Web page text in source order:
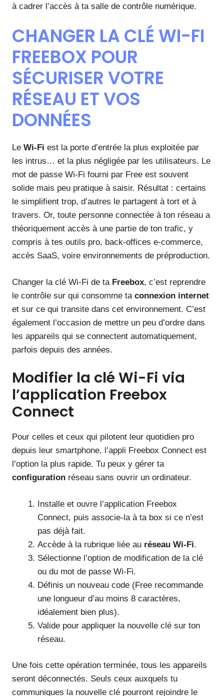
à cadrer l’accès à ta salle de contrôle numérique.
CHANGER LA CLÉ WI-FI
FREEBOX POUR
SÉCURISER VOTRE
RÉSEAU ET VOS
DONNÉES
Le Wi-Fi est la porte d’entrée la plus exploitée par
les intrus… et la plus négligée par les utilisateurs. Le
mot de passe Wi-Fi fourni par Free est souvent
solide mais peu pratique à saisir. Résultat : certains
le simplifient trop, d’autres le partagent à tort et à
travers. Or, toute personne connectée à ton réseau a
théoriquement accès à une partie de ton trafic, y
compris à tes outils pro, back-offices e-commerce,
accès SaaS, voire environnements de préproduction.
Changer la clé Wi-Fi de ta Freebox, c’est reprendre
le contrôle sur qui consomme ta connexion internet
et sur ce qui transite dans cet environnement. C’est
également l’occasion de mettre un peu d’ordre dans
les appareils qui se connectent automatiquement,
parfois depuis des années.
Modifier la clé Wi-Fi via
l’application Freebox
Connect
Pour celles et ceux qui pilotent leur quotidien pro
depuis leur smartphone, l’appli Freebox Connect est
l’option la plus rapide. Tu peux y gérer ta
configuration réseau sans ouvrir un ordinateur.
Installe et ouvre l’application Freebox
Connect, puis associe-la à ta box si ce n’est
pas déjà fait.
Accède à la rubrique liée au réseau Wi-Fi.
Sélectionne l’option de modification de la clé
ou du mot de passe Wi-Fi.
Définis un nouveau code (Free recommande
une longueur d’au moins 8 caractères,
idéalement bien plus).
Valide pour appliquer la nouvelle clé sur ton
réseau.
Une fois cette opération terminée, tous les appareils
seront déconnectés. Seuls ceux auxquels tu
communiques la nouvelle clé pourront rejoindre le